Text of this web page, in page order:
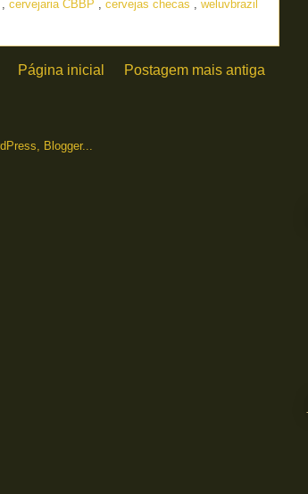
, cervejaria CBBP , cervejas checas , weluvbrazil
Postagem mais antiga
Página inicial